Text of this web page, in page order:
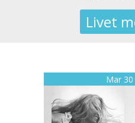
Livet
Mar 30